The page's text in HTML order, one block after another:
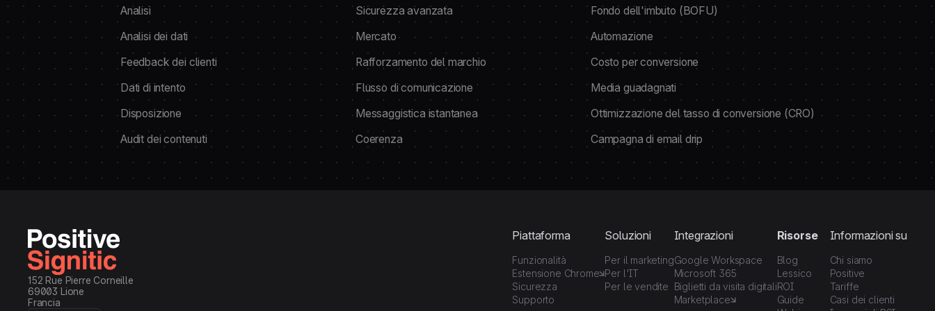
Analisi
Sicurezza avanzata
Fondo dell'imbuto (BOFU)
Analisi dei dati
Mercato
Automazione
Feedback dei clienti
Rafforzamento del marchio
Costo per conversione
Dati di intento
Flusso di comunicazione
Media guadagnati
Disposizione
Messaggistica istantanea
Ottimizzazione del tasso di conversione (CRO)
Audit dei contenuti
Coerenza Campagna di email drip
152 Rue Pierre Corneille
69003 Lione
Francia
Piattaforma
Funzionalità
Estensione Chrome
Sicurezza
Supporto
Soluzioni
Per il marketing
Per l'IT
Per le vendite
Integrazioni
Google Workspace
Microsoft 365
Biglietti da visita digitali
Marketplace
Risorse
Blog
Lessico
ROI
Guide
Informazioni su
Chi siamo
Positive
Tariffe
Casi dei clienti